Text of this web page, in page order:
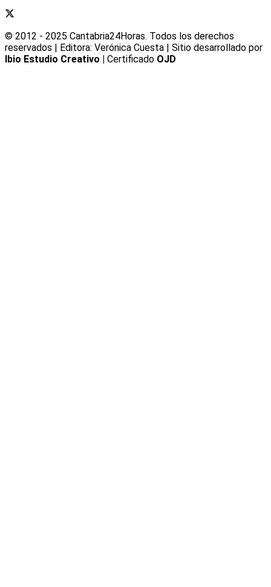
© 2012 - 2025 Cantabria24Horas. Todos los derechos
reservados | Editora: Verónica Cuesta | Sitio desarrollado por
Ibio Estudio Creativo |
Certificado OJD